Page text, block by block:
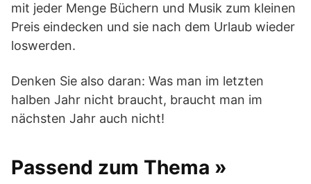
mit jeder Menge Büchern und Musik zum kleinen
Preis eindecken und sie nach dem Urlaub wieder
loswerden.
Denken Sie also daran: Was man im letzten
halben Jahr nicht braucht, braucht man im
nächsten Jahr auch nicht!
Passend zum Thema »